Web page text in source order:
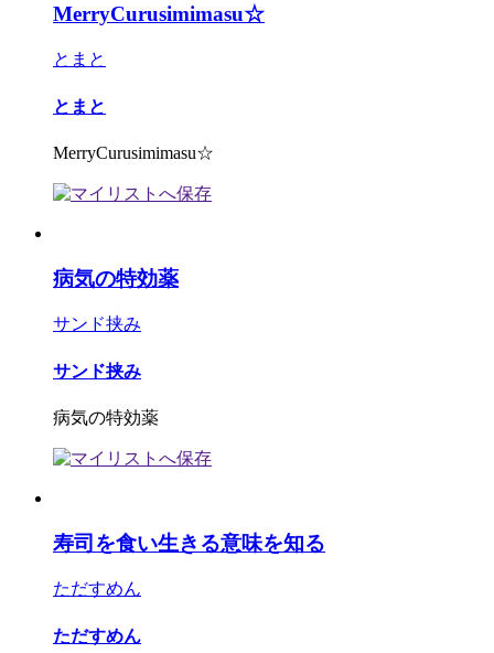
MerryCurusimimasu☆
とまと
とまと
MerryCurusimimasu☆
病気の特効薬
サンド挟み
サンド挟み
病気の特効薬
寿司を食い生きる意味を知る
ただすめん
ただすめん